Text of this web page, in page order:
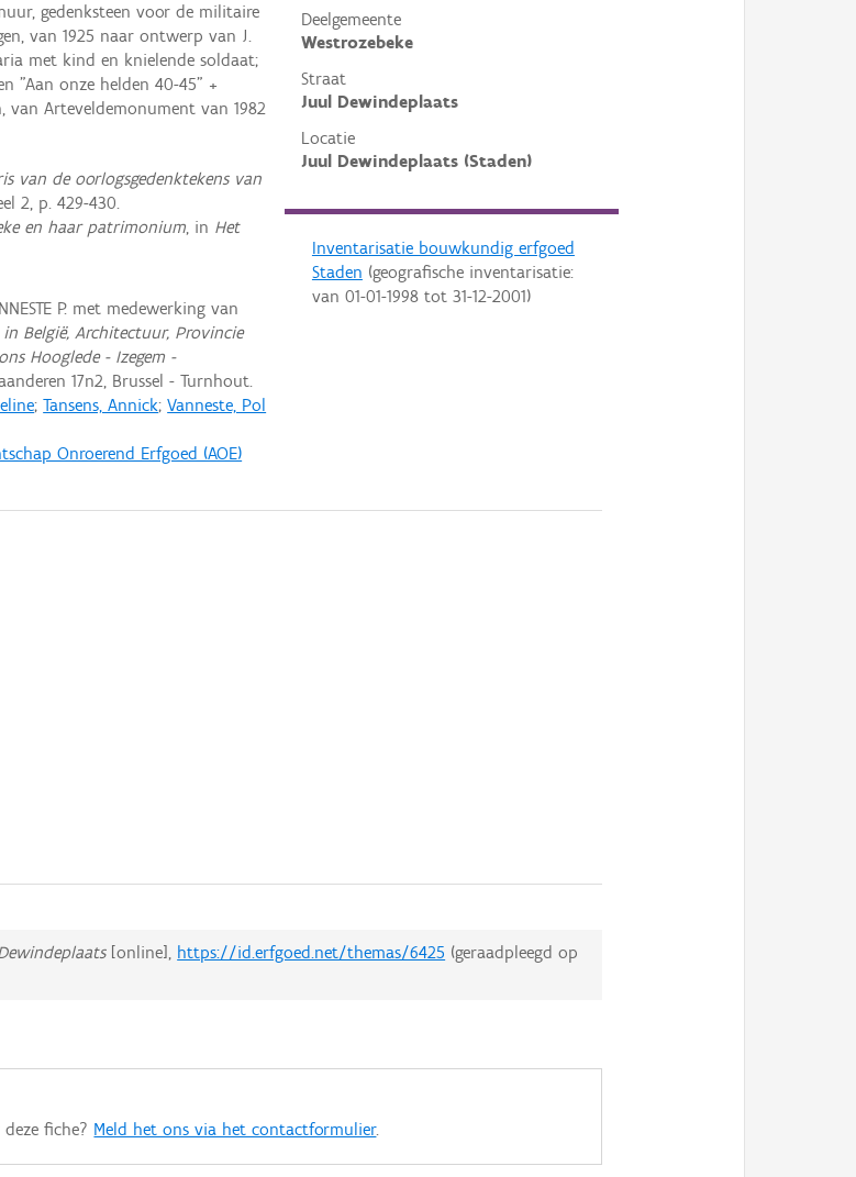
Deelgemeente
Westrozebeke
Straat
Juul Dewindeplaats
Locatie
Juul Dewindeplaats (Staden)
Inventarisatie bouwkundig erfgoed
Staden (geografische inventarisatie:
van 01-01-1998tot 31-12-2001)
gedenksteen voor de militaire
van 1925 naar ontwerp van J.
met kind en knielende soldaat;
"Aan onze helden 40-45" +
van Arteveldemonument van 1982
van de oorlogsgedenktekens van
2, p. 429-430.
en haar patrimonium, in Het
P. met medewerking van
België, Architectuur, Provincie
Hooglede - Izegem -
17n2, Brussel - Turnhout.
;Tansens, Annick;Vanneste, Pol
Onroerend Erfgoed (AOE)
[online], https://id.erfgoed.net/themas/6425 (geraadpleegd op
fiche? Meld het ons via het contactformulier.